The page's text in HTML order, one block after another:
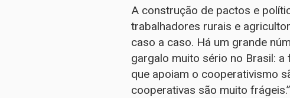
A construção de pactos e
trabalhadores rurais e
caso a caso. Há um grande
gargalo muito sério no Brasil:
que apoiam o cooperativismo
cooperativas são muito frágeis.”